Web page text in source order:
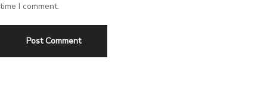
time I comment.